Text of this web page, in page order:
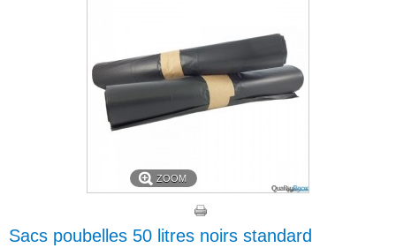
ZOOM
Sacs poubelles 50 litres noirs standard